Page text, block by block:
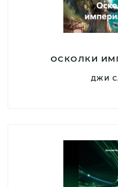
ОСКОЛКИ
ДЖИ